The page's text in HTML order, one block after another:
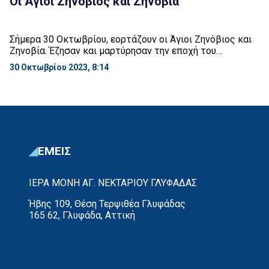
Σήμερα 30 Οκτωβρίου, εορτάζουν οι Άγιοι Ζηνόβιος και
Ζηνοβία. Έζησαν και μαρτύρησαν την εποχή του
Διοκλητιανού. Τα δύο αδέρφια κατάγονταν από τις Αίγες
της Κιλικίας και προέρχονταν από οικογένεια πλούσια
μεγάλο φιλανθρωπικό έργο και αυτό προκάλεσε την
30 Οκτωβρίου 2023, 8:14
ΕΜΕΙΣ
ΙΕΡΑ ΜΟΝΗ ΑΓ. ΝΕΚΤΑΡΙΟΥ ΓΛΥΦΑΔΑΣ
Ήβης 109, Θέση Τερψιθέα Γλυφάδας
165 62, Γλυφάδα, Αττική